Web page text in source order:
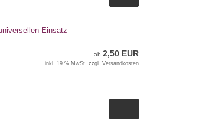
Einsatz
ab 2,50 EUR
inkl. 19 % MwSt. zzgl. Versandkosten